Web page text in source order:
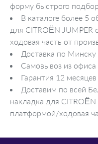
форму быстрого
В каталоге более 5
для CITROËN
ходовая часть от
Доставка по Минску
Самовывоз из офиса
Гарантия 12 месяцев
Доставим по всей
накладка для
платформой/ходовая